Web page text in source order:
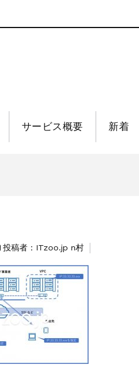
サービス概要 新着
投稿者：ITzoo.jp n村